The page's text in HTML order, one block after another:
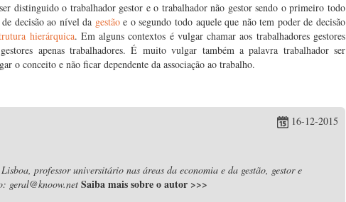
distinguido o trabalhador gestor e o trabalhador não gestor sendo o primeiro todo
decisão ao nível da gestãoe o segundo todo aquele que não tem poder de decisão
hierárquica. Em alguns contextos é vulgar chamar aos trabalhadores gestores
apenas trabalhadores. É muito vulgar também a palavra trabalhador ser
o conceito e não ficar dependente da associação ao trabalho.
16-12-2015
professor universitário nas áreas da economia e da gestão, gestor e
geral@knoow.net Saiba mais sobre o autor >>>